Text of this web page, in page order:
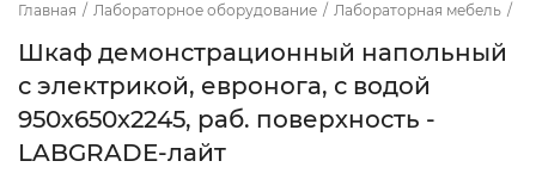
Главная / Лабораторное оборудование / Лабораторная мебель /
Шкаф демонстрационный напольный
с электрикой, евронога, с водой
950х650х2245, раб. поверхность -
LABGRADE-лайт